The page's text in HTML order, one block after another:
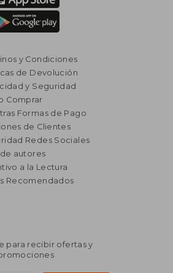
y Condiciones
de Devolución
y Seguridad
Comprar
Formas de Pago
de Clientes
Redes Sociales
autores
a la Lectura
Recomendados
para recibir ofertas y